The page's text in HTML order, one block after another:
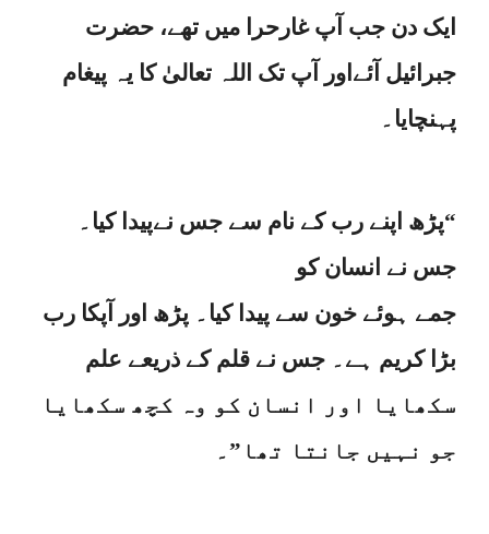
ایک دن جب آپ غارحرا میں تھے، حضرت
جبرائیل آئےاور آپ تک اللہ تعالیٰ کا یہ پیغام
پہنچایا۔
“پڑھ اپنے رب کے نام سے جس نےپیدا کیا۔
جس نے انسان کو
جمے ہوئے خون سے پیدا کیا۔ پڑھ اور آپکا رب
بڑا کریم ہے۔ جس نے قلم کے ذریعے علم
سکھایا اور انسان کو وہ کچھ سکھایا
جو نہیں جانتا تھا”۔